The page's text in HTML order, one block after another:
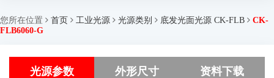
您所在位置 首页 工业光源 光源类别 底发光面光源 CK-FLB
CK-
FLB6060-G
光源参数 外形尺寸 资料下载